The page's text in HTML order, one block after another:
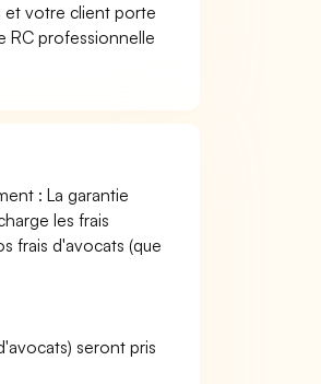
et votre client porte
RC professionnelle
: La garantie
les frais
frais d'avocats (que
seront pris